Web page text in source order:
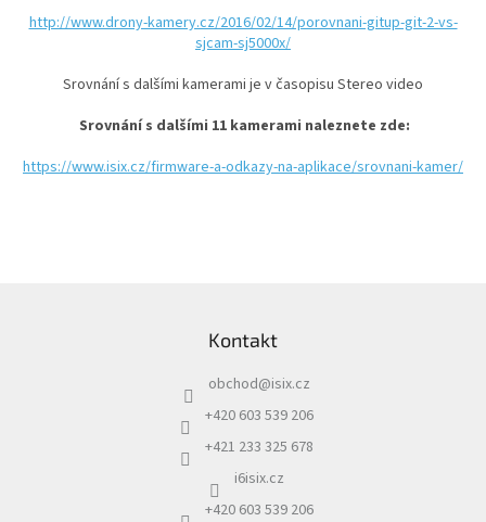
http://www.drony-kamery.cz/2016/02/14/porovnani-gitup-git-2-vs-
sjcam-sj5000x/
Srovnání s dalšími kamerami je v časopisu Stereo video
Srovnání s dalšími 11 kamerami naleznete zde:
https://www.isix.cz/firmware-a-odkazy-na-aplikace/srovnani-kamer/
Kontakt
obchod@isix.cz
+420 603 539 206
+421 233 325 678
i6isix.cz
+420 603 539 206